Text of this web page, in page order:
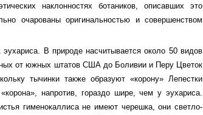
наклонностях ботаников, описавших это
очарованы оригинальностью и совершенством
В природе насчиты­вается около 50 видов
от южных штатов США до Боливии и Перу Цветок
тычинки также образуют «корону» Лепестки
на­против, гораздо шире, чем у эухариса.
гименокаллиса не имеют черешка, они светло-